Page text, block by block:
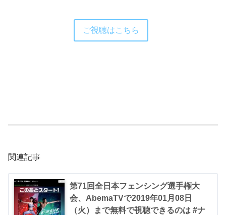
ご視聴はこちら
関連記事
第71回全日本フェンシング選手権大
会、AbemaTVで2019年01月08日
（火）まで無料で視聴できるのは #ナ